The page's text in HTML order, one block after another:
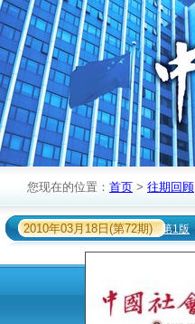
您现在的位置： 首页 > 往期回顾
2010年03月18日(第72期) 第1版